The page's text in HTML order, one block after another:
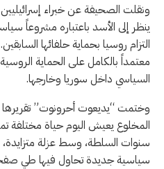
ونقلت الصحيفة عن خبراء
ينظر إلى الأسد باعتباره مشروعاً
التزام روسيا بحماية حلفائها
معتمداً بالكامل على الحماية
السياسي داخل سوريا وخارجها.
وختمت “يديعوت أحرونوت” تقريرها
المخلوع يعيش اليوم حياة مختلفة
سنوات السلطة، وسط عزلة متزايدة،
سياسية جديدة تحاول فيها طي